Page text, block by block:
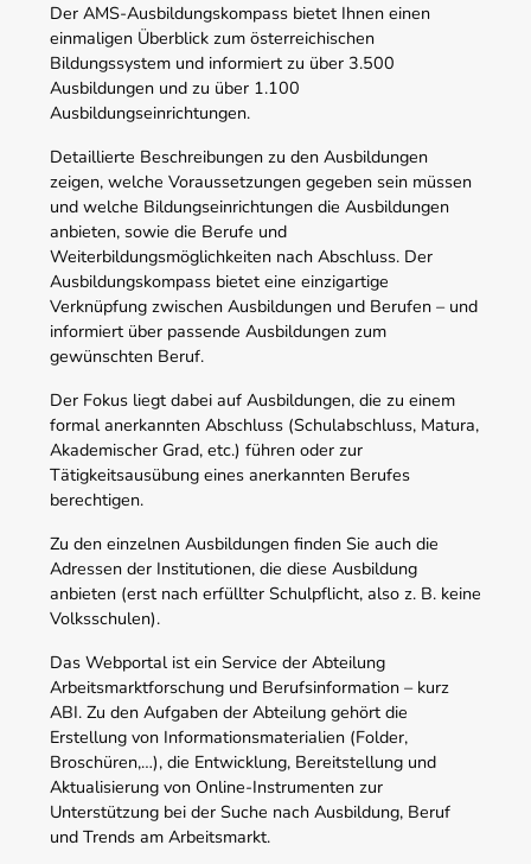
Der AMS-Ausbildungskompass bietet Ihnen einen
einmaligen Überblick zum österreichischen
Bildungssystem und informiert zu über 3.500
Ausbildungen und zu über 1.100
Ausbildungseinrichtungen.
Detaillierte Beschreibungen zu den Ausbildungen
zeigen, welche Voraussetzungen gegeben sein müssen
und welche Bildungseinrichtungen die Ausbildungen
anbieten, sowie die Berufe und
Weiterbildungsmöglichkeiten nach Abschluss. Der
Ausbildungskompass bietet eine einzigartige
Verknüpfung zwischen Ausbildungen und Berufen – und
informiert über passende Ausbildungen zum
gewünschten Beruf.
Der Fokus liegt dabei auf Ausbildungen, die zu einem
formal anerkannten Abschluss (Schulabschluss, Matura,
Akademischer Grad, etc.) führen oder zur
Tätigkeitsausübung eines anerkannten Berufes
berechtigen.
Zu den einzelnen Ausbildungen finden Sie auch die
Adressen der Institutionen, die diese Ausbildung
anbieten (erst nach erfüllter Schulpflicht, also z. B. keine
Volksschulen).
Das Webportal ist ein Service der Abteilung
Arbeitsmarktforschung und Berufsinformation – kurz
ABI. Zu den Aufgaben der Abteilung gehört die
Erstellung von Informationsmaterialien (Folder,
Broschüren,…), die Entwicklung, Bereitstellung und
Aktualisierung von Online-Instrumenten zur
Unterstützung bei der Suche nach Ausbildung, Beruf
und Trends am Arbeitsmarkt.